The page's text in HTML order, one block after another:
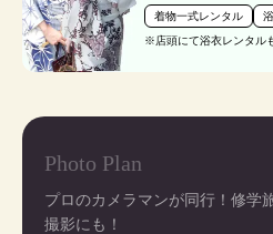
着物一式レンタル
※店頭にて浴衣レンタル
Photo Plan
プロのカメラマンが同行！修学
撮影にも！